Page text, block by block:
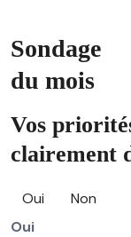
Sondage
du mois
Vos
clairement
Oui
Non
Oui